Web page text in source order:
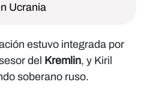
Ucrania
estuvo integrada por
del Kremlin, y Kiril
soberano ruso.